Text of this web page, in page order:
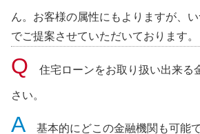
ん。お客様の属性にもよりますが、
でご提案させていただいております。
住宅ローンをお取り扱い出来る
さい。
基本的にどこの金融機関も可能